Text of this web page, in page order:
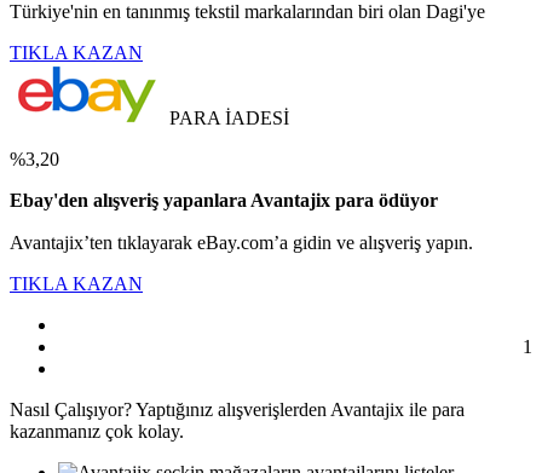
Türkiye'nin en tanınmış tekstil markalarından biri olan Dagi'ye
TIKLA KAZAN
PARA İADESİ
%3,20
Ebay'den alışveriş yapanlara Avantajix para ödüyor
Avantajix’ten tıklayarak eBay.com’a gidin ve alışveriş yapın.
TIKLA KAZAN
1
Nasıl Çalışıyor?Yaptığınız alışverişlerden Avantajix ile para
kazanmanız çok kolay.